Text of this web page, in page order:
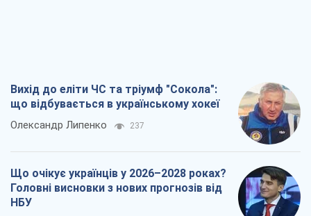
Вихід до еліти ЧС та тріумф "Сокола":
що відбувається в українському хокеї
Олександр Липенко 237
Що очікує українців у 2026–2028 роках?
Головні висновки з нових прогнозів від
НБУ